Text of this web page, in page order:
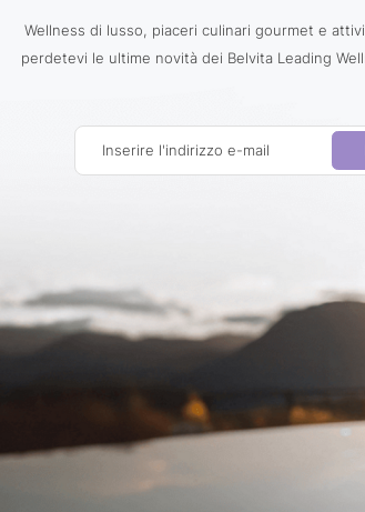
Wellness di lusso, piaceri culinari gourmet e
perdetevi le ultime novità dei Belvita Leading
Inserire l'indirizzo e-mail